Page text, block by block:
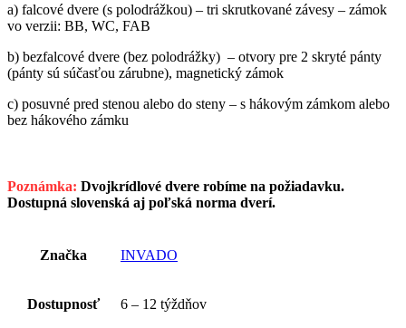
a) falcové dvere (s polodrážkou) – tri skrutkované závesy – zámok
vo verzii: BB, WC, FAB
b) bezfalcové dvere (bez polodrážky) – otvory pre 2 skryté pánty
(pánty sú súčasťou zárubne), magnetický zámok
c) posuvné pred stenou alebo do steny – s hákovým zámkom alebo
bez hákového zámku
Poznámka: Dvojkrídlové dvere robíme na požiadavku.
Dostupná slovenská aj poľská norma dverí.
Značka INVADO
Dostupnosť 6 – 12 týždňov